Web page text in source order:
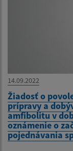
14.09.2022
Žiadosť o
prípravy a
amfibolitu v
oznámenie o
pojednávania